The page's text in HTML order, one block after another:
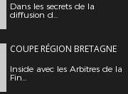
Dans les secrets de la
diffusion d...
COUPE RÉGION BRETAGNE
Inside avec les Arbitres de la
Fin...